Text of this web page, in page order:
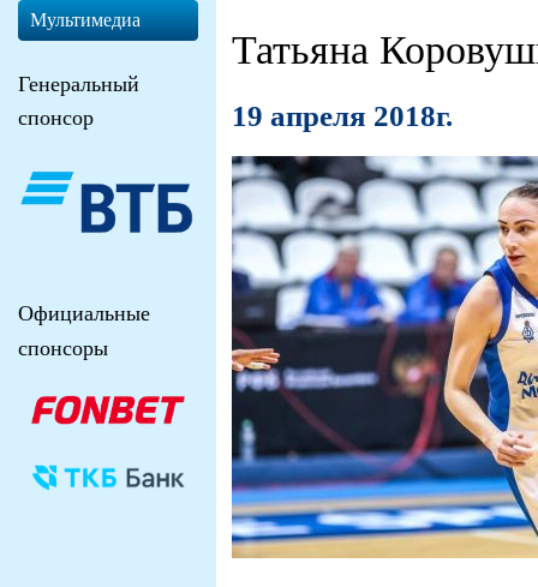
Татьяна
19 апреля 2018г.
Мультимедиа
Генеральный
спонсор
Официальные
спонсоры